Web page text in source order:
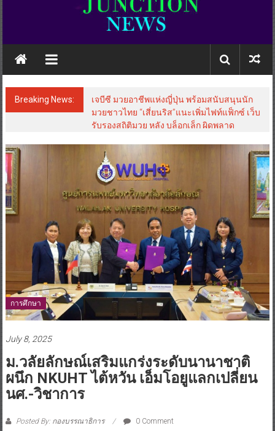
Breaking News:
เจบีซี มวยอาชีพแห่งญี่ปุ่น พร้อมสนับสนุนนัก
มวยชาวไทย “เสี่ยนริส”แนะเพิ่มไฟท์แฟ็กซ์ เว็บ
รับรองสถิติมวย หลัง บล็อกเล็ก ผิดพลาด
การศึกษา
July 8, 2025
ม.วลัยลักษณ์เสริมแกร่งระดับนานาชาติ
ผนึก NKUHT ไต้หวัน เอ็มโอยูแลกเปลี่ยน
นศ.-วิชาการ
Posted By: กองบรรณาธิการ 0 Comment